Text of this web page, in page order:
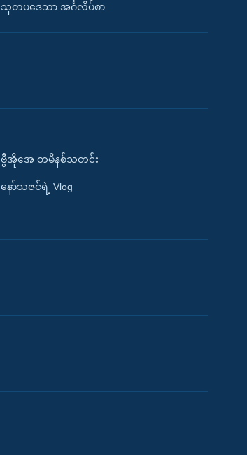
သုတပဒေသာ အင်္ဂလိပ်စာ
ဗွီအိုအေ တမိနစ်သတင်း
နော်သဇင်ရဲ့ Vlog